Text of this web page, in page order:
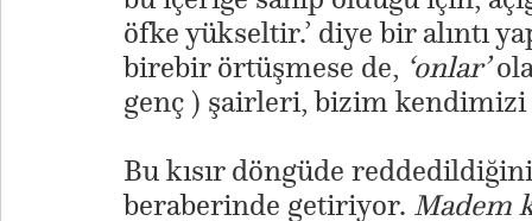
öfke yükseltir.’ diye bir alıntı
birebir örtüşmese de, ‘onlar’
genç ) şairleri, bizim kendimizi
Bu kısır döngüde
beraberinde getiriyor. Madem